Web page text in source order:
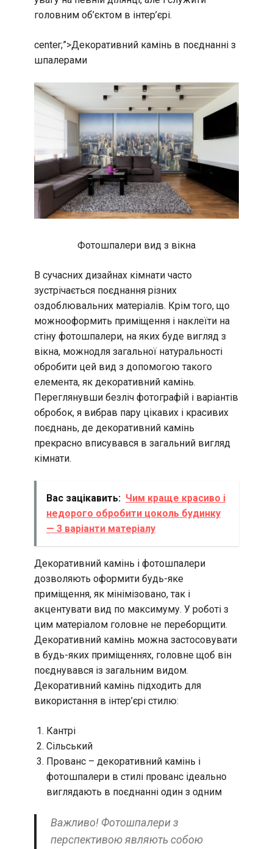
головним об’єктом в інтер’єрі.
center;”>Декоративний камінь в поєднанні з
шпалерами
Фотошпалери вид з вікна
В сучасних дизайнах кімнати часто
зустрічається поєднання різних
оздоблювальних матеріалів. Крім того, що
можнооформить приміщення і наклеїти на
стіну фотошпалери, на яких буде вигляд з
вікна, можнодля загальної натуральності
обробити цей вид з допомогою такого
елемента, як декоративний камінь.
Переглянувши безліч фотографій і варіантів
обробок, я вибрав пару цікавих і красивих
поєднань, де декоративний камінь
прекрасно вписувався в загальний вигляд
кімнати.
Вас зацікавить: Чим краще красиво і
недорого обробити цоколь будинку
— 3 варіанти матеріалу
Декоративний камінь і фотошпалери
дозволяють оформити будь-яке
приміщення, як мінімізовано, так і
акцентувати вид по максимуму. У роботі з
цим матеріалом головне не переборщити.
Декоративний камінь можна застосовувати
в будь-яких приміщеннях, головне щоб він
поєднувався із загальним видом.
Декоративний камінь підходить для
використання в інтер’єрі стилю:
Кантрі
Сільський
Прованс – декоративний камінь і
фотошпалери в стилі прованс ідеально
виглядають в поєднанні один з одним
Важливо! Фотошпалери з
перспективою являють собою